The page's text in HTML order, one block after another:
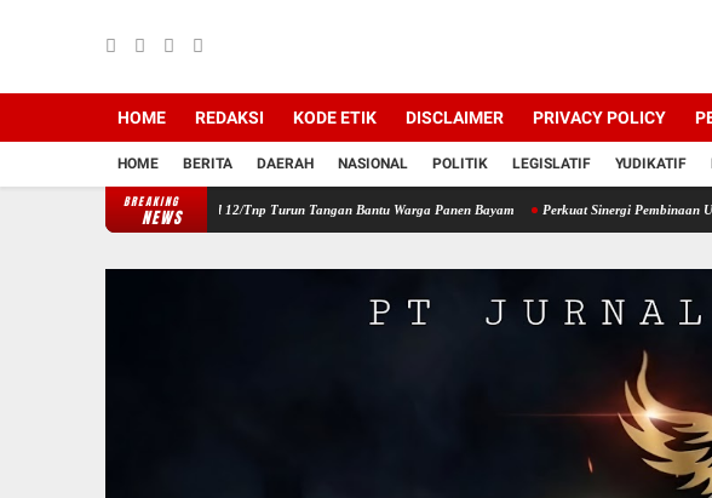
HOME REDAKSI KODE ETIK DISCLAIMER PRIVACY POLICY
HOME BERITA DAERAH NASIONAL POLITIK LEGISLATIF YUDIKATIF
BREAKING
NEWS
Babinsa Koramil 12/Tnp Turun Tangan Bantu Warga Panen Bayam Perkuat Sinergi Pembinaan Umat,